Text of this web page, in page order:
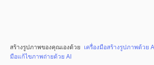
สร้างรูปภาพของคุณเองด้วย เครื่องมือสร้างรูปภาพด้วย
มือแก้ไขภาพถ่ายด้วย AI